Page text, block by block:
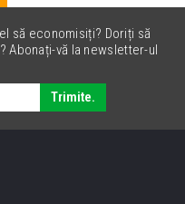
să economisiți? Doriți să
Abonați-vă la newsletter-ul
Trimite.